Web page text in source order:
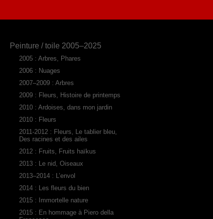
Peinture / toile 2005–2025
2005 : Arbres, Phares
2006 : Nuages
2007–2009 : Arbres
2009 : Fleurs, Histoire de printemps
2010 : Ardoises, dans mon jardin
2010 : Fleurs
2011-2012 : Fleurs, Le tablier bleu,
Des racines et des ailes
2012 : Fruits, Fruits haïkus
2013 : Le nid, Oiseaux
2013–2014 : L’envol
2014 : Les fleurs du bien
2015 : Immortelle nature
2015 : En hommage à Piero della